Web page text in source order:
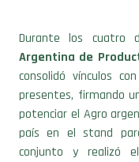
Durante los cuatro
Argentina de
consolidó vínculos
presentes, firmando
potenciar el Agro
país en el stand
conjunto y realizó